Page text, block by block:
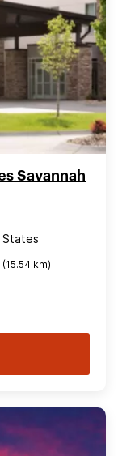
Savannah
States
km)